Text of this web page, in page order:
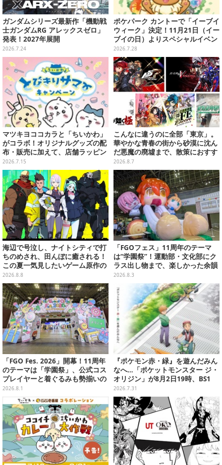
ガンダムシリーズ最新作「機動戦
士ガンダムRG アレックスゼロ」
発表！2027年展開
2026.7.24
ポケパーク カントーで「イーブイ
ウィーク」決定！11月21日（イー
ブイの日）よりスペシャルイベン
ト開催
2026.7.28
マツキヨココカラと「ちいかわ」
がコラボ！オリジナルグッズの配
布・販売に加えて、店舗ラッピン
グや”花火打ち上げ”まで盛り沢山
2026.7.15
こんなに違うのに全部「東京」。
華やかな青春の街から砂漠に沈ん
だ悪魔の廃墟まで、散策におすす
め東京ゲーム5選【特集】
2026.8.7
海辺で号泣し、ナイトシティで打
ちのめされ、田んぼに癒される！
この夏一気見したいゲーム原作の
名作アニメ10選を一挙紹介【特
集】
2026.8.8
「FGOフェス」11周年のテーマ
は“学園祭”！運動部・文化部にク
ラス出し物まで、楽しかった余韻
が残る思い出を写真たっぷりでお
届け【写真180枚】
2026.8.3
「FGO Fes. 2026」開幕！11周年
のテーマは「学園祭」、公式コス
プレイヤーと着ぐるみも勢揃いの
カルデア学園はお祭り一色
2026.8.1
『ポケモン赤・緑』を遊んだみん
なへ…「ポケットモンスター ジ・
オリジン」が8月2日19時、BS1
2・日曜アニメ劇場で放送！
2026.7.31